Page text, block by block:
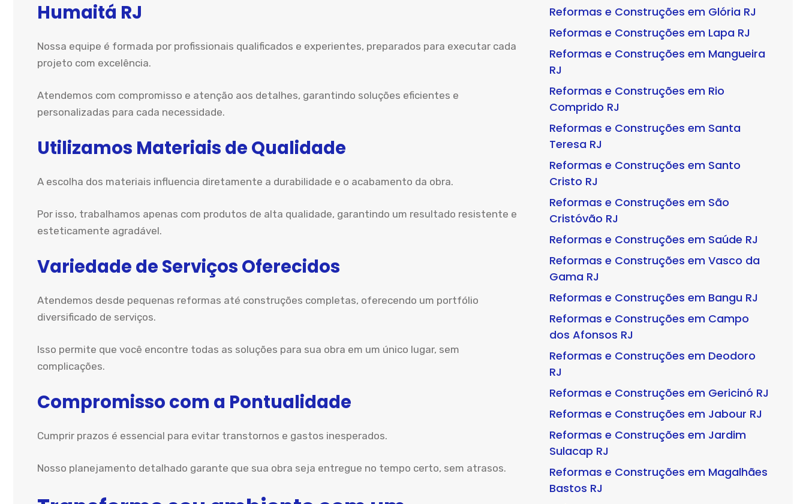
Humaitá RJ
Nossa equipe é formada por profissionais qualificados e experientes, preparados para executar cada
projeto com excelência.
Atendemos com compromisso e atenção aos detalhes, garantindo soluções eficientes e
personalizadas para cada necessidade.
Utilizamos Materiais de Qualidade
A escolha dos materiais influencia diretamente a durabilidade e o acabamento da obra.
Por isso, trabalhamos apenas com produtos de alta qualidade, garantindo um resultado resistente e
esteticamente agradável.
Variedade de Serviços Oferecidos
Atendemos desde pequenas reformas até construções completas, oferecendo um portfólio
diversificado de serviços.
Isso permite que você encontre todas as soluções para sua obra em um único lugar, sem
complicações.
Compromisso com a Pontualidade
Cumprir prazos é essencial para evitar transtornos e gastos inesperados.
Nosso planejamento detalhado garante que sua obra seja entregue no tempo certo, sem atrasos.
Reformas e Construções em Glória RJ
Reformas e Construções em Lapa RJ
Reformas e Construções em Mangueira
RJ
Reformas e Construções em Rio
Comprido RJ
Reformas e Construções em Santa
Teresa RJ
Reformas e Construções em Santo
Cristo RJ
Reformas e Construções em São
Cristóvão RJ
Reformas e Construções em Saúde RJ
Reformas e Construções em Vasco da
Gama RJ
Reformas e Construções em Bangu RJ
Reformas e Construções em Campo
dos Afonsos RJ
Reformas e Construções em Deodoro
RJ
Reformas e Construções em Gericinó RJ
Reformas e Construções em Jabour RJ
Reformas e Construções em Jardim
Sulacap RJ
Reformas e Construções em Magalhães
Bastos RJ